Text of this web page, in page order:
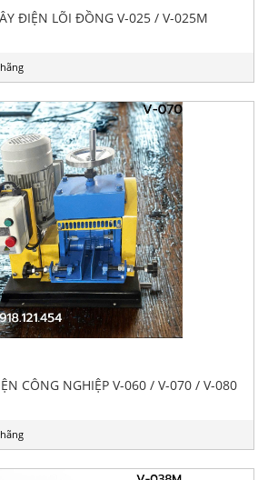
ĐIỆN LÕI ĐỒNG V-025 / V-025M
CÔNG NGHIỆP V-060 / V-070 / V-080